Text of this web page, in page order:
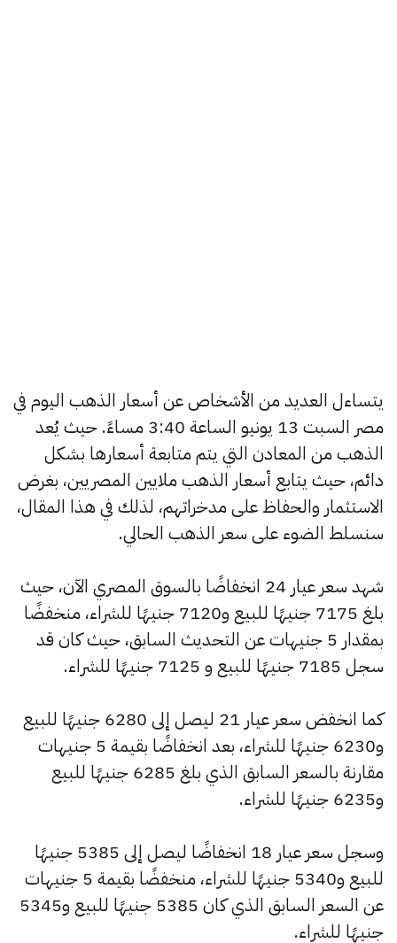
يتساءل العديد من الأشخاص عن أسعار الذهب اليوم في
مصر السبت 13 يونيو الساعة 3:40 مساءً. حيث يُعد
الذهب من المعادن التي يتم متابعة أسعارها بشكل
دائم، حيث يتابع أسعار الذهب ملايين المصريين، بغرض
الاستثمار والحفاظ على مدخراتهم، لذلك في هذا المقال،
سنسلط الضوء على سعر الذهب الحالي.
شهد سعر عيار 24 انخفاضًا بالسوق المصري الآن، حيث
بلغ 7175 جنيهًا للبيع و7120 جنيهًا للشراء، منخفضًا
بمقدار 5 جنيهات عن التحديث السابق، حيث كان قد
سجل 7185 جنيهًا للبيع و 7125 جنيهًا للشراء.
كما انخفض سعر عيار 21 ليصل إلى 6280 جنيهًا للبيع
و6230 جنيهًا للشراء، بعد انخفاضًا بقيمة 5 جنيهات
مقارنة بالسعر السابق الذي بلغ 6285 جنيهًا للبيع
و6235 جنيهًا للشراء.
وسجل سعر عيار 18 انخفاضًا ليصل إلى 5385 جنيهًا
للبيع و5340 جنيهًا للشراء، منخفضًا بقيمة 5 جنيهات
عن السعر السابق الذي كان 5385 جنيهًا للبيع و5345
جنيهًا للشراء.